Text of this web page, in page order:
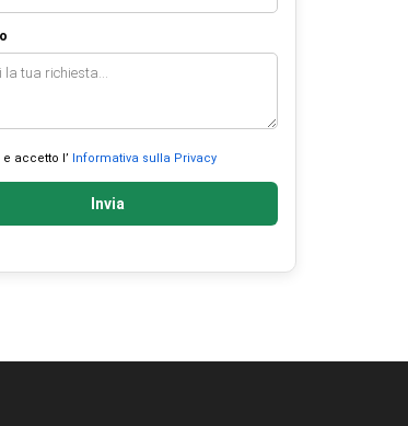
e accetto l’ Informativa sulla Privacy
Invia